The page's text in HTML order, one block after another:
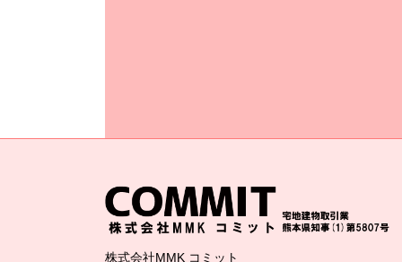
株式会社MMK コミット